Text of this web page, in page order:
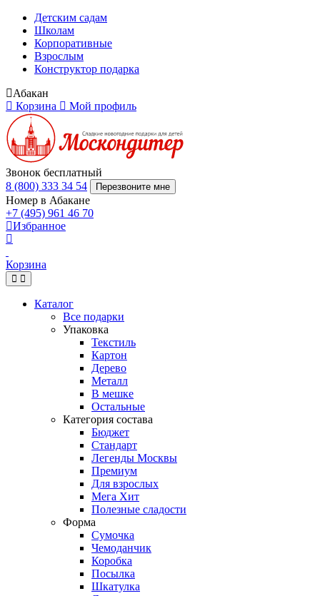
Детским садам
Школам
Корпоративные
Взрослым
Конструктор подарка
Абакан
Корзина
Мой профиль
Звонок бесплатный
8 (800) 333 34 54
Перезвоните мне
Номер в Абакане
+7 (495) 961 46 70
Избранное
Корзина
Каталог
Все подарки
Упаковка
Текстиль
Картон
Дерево
Металл
В мешке
Остальные
Категория состава
Бюджет
Стандарт
Легенды Москвы
Премиум
Для взрослых
Мега Хит
Полезные сладости
Форма
Сумочка
Чемоданчик
Коробка
Посылка
Шкатулка